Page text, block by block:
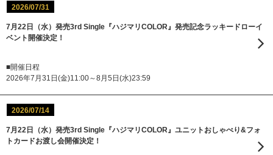
2026/07/31
7月22日（水）発売3rd Single『ハジマリCOLOR』発売記念ラッキードローイ
ベント開催決定！
■開催日程
2026年7月31日(金)11:00～8月5日(水)23:59
2026/07/14
7月22日（水）発売3rd Single『ハジマリCOLOR』ユニットおしゃべり&フォ
トカードお渡し会開催決定！